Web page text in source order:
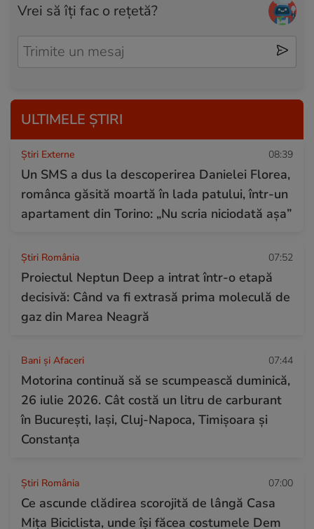
Vrei să îți fac o rețetă?
ULTIMELE ȘTIRI
Știri Externe 08:39
Un SMS a dus la descoperirea Danielei Florea,
românca găsită moartă în lada patului, într-un
apartament din Torino: „Nu scria niciodată așa”
Știri România 07:52
Proiectul Neptun Deep a intrat într-o etapă
decisivă: Când va fi extrasă prima moleculă de
gaz din Marea Neagră
Bani și Afaceri 07:44
Motorina continuă să se scumpească duminică,
26 iulie 2026. Cât costă un litru de carburant
în București, Iași, Cluj-Napoca, Timișoara și
Constanța
Știri România 07:00
Ce ascunde clădirea scorojită de lângă Casa
Mița Biciclista, unde își făcea costumele Dem